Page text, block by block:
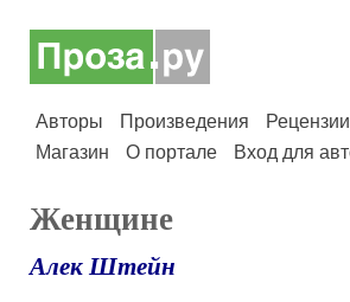
Авторы Произведения Рецензии
Магазин
О портале Вход для
Женщине
Алек Штейн